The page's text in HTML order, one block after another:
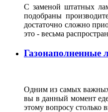
С заменой штатных
подобраны
достаточно сложно
это - весьма
Газонаполненные
Одним из самых важных
вы в данный момент
этому вопросу